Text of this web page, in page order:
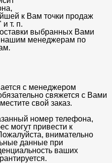
к Вам точки продаж
т. п.
выбранных Вами
нашим менеджерам по
с менеджером
свяжется с Вами
свой заказ.
номер телефона,
могут привести к
внимательно
данные при
ваших